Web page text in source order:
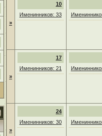
»
10
Именинников: 33
»
17
Именинников: 21
»
24
Именинников: 30